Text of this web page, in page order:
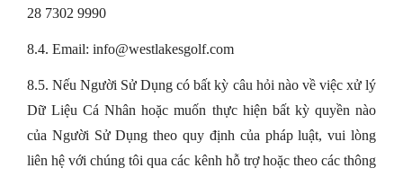
28 7302 9990
8.4. Email: info@westlakesgolf.com
8.5. Nếu Người Sử Dụng có bất kỳ câu hỏi nào về việc xử lý
Dữ Liệu Cá Nhân hoặc muốn thực hiện bất kỳ quyền nào
của Người Sử Dụng theo quy định của pháp luật, vui lòng
liên hệ với chúng tôi qua các kênh hỗ trợ hoặc theo các thông